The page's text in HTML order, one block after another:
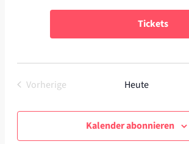
Tickets
Vorherige
Heute
Kalender abonnieren